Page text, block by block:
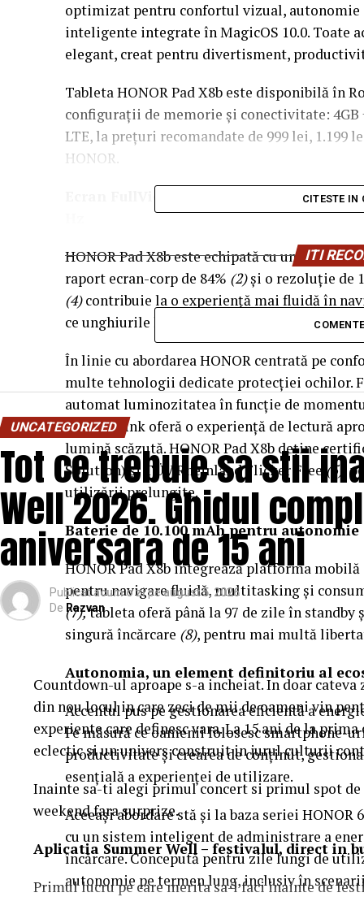
optimizat pentru confortul vizual,
inteligente integrate în MagicOS 10.0. Toate
elegant, creat pentru divertisment,
Tableta HONOR Pad X8b este disponibilă în
configurații de memorie și conectivitate: 4GB
LTE, la prețuri recomandate de 999 lei,
HONOR.
Ecran FullView de 11 inci cu protecție
HONOR Pad X8b este echipată cu un ecran
raport ecran-corp de 84% (2)și o rezoluție de
(4)contribuie la o experiență mai fluidă în
ce unghiurile largi de vizualizare și nivelul
În linie cu abordarea HONOR centrată pe
multe tehnologii dedicate protecției ochilor.
automat luminozitatea în funcție de
modul E-Ink oferă o experiență de lectură
lumină scăzută. HONOR Pad X8b deține
Solution) și TÜV Rheinland Flicker Free (5) ,
utilizării prelungite.
Baterie de 10.100 mAh pentru
HONOR Pad X8b integrează platforma
pentru navigare fluidă, multitasking și
(7),tableta oferă până la 97 de zile în standby
singură încărcare (8), pentru mai multă
Autonomia, un element definitoriu al
Accentul pus pe gestionarea eficientă a
Pe măsură ce oamenii folosesc
productivitate și crearea de conținut,
esențială a experienței de utilizare.
Aceeași abordare stă și la baza seriei
cu un sistem inteligent de administrare a
încărcare. Concepută pentru zile lungi de
autonomie pe termen lung, inclusiv în
CITESTE IN
ITI
UNCATEGORIZED
Tot ce trebuie sa stii
Well 2026. Ghidul
aniversara de 15 ani
Publicatacum o zipe august 5, 2026
De Razvan
Countdown-ul aproape s-a incheiat. In doar
din nou locul in care zeci de mii de oameni vin
experiente care definesc vara. La 15 ani de la
eclectic si un univers construit in jurul culturii
Inainte sa-ti alegi primul concert si primul spot
weekend fara surprize.
Aplicatia Summer Well – festivalul, direct in
Primul lucru pe care merita sa-l faci inainte de